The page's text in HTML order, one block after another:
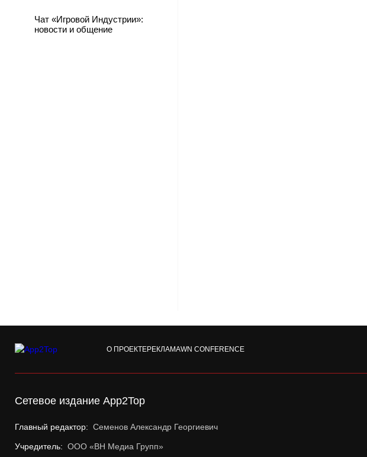
Чат «Игровой Индустрии»:
новости и общение
О ПРОЕКТЕРЕКЛАМАWN CONFERENCE
Сетевое издание App2Top
Главный редактор: Семенов Александр Георгиевич
Учредитель: ООО «ВН Медиа Групп»